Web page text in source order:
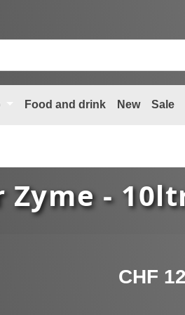
Food and drink New Sale
Zyme -
Regular
CHF